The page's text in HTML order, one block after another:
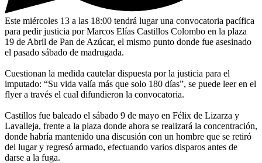
Este miércoles 13 a las 18:00 tendrá lugar una convocatoria pacífica
para pedir justicia por Marcos Elías Castillos Colombo en la plaza
19 de Abril de Pan de Azúcar, el mismo punto donde fue asesinado
el pasado sábado de madrugada.
Cuestionan la medida cautelar dispuesta por la justicia para el
imputado: “Su vida valía más que solo 180 días”, se puede leer en el
flyer a través el cual difundieron la convocatoria.
Castillos fue baleado el sábado 9 de mayo en Félix de Lizarza y
Lavalleja, frente a la plaza donde ahora se realizará la concentración,
donde habría mantenido una discusión con un hombre que se retiró
del lugar y regresó armado, efectuando varios disparos antes de
darse a la fuga.